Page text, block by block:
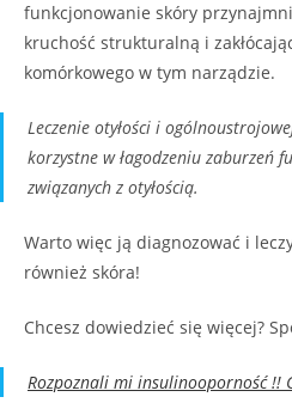
funkcjonowanie skóry
kruchość strukturalną i
komórkowego w tym narządzie.
Leczenie otyłości i
korzystne w łagodzeniu zaburzeń
związanych z otyłością.
Warto więc ją diagnozować i
również skóra!
Chcesz dowiedzieć się więcej?
Rozpoznali mi insulinooporność !!